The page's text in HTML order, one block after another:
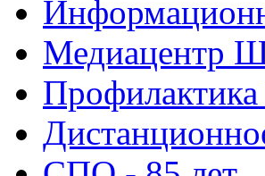
Медиацентр